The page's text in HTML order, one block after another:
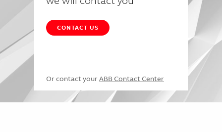
CONTACT US
Or contact your ABB Contact Center